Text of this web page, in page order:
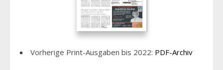
Vorherige Print-Ausgaben bis 2022: PDF-Archiv